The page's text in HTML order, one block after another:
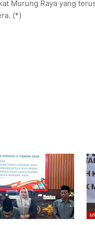
Murung Raya yang
(*)